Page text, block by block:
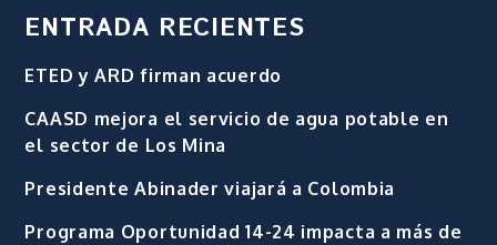
ENTRADA RECIENTES
ETED y ARD firman acuerdo
CAASD mejora el servicio de agua potable en
el sector de Los Mina
Presidente Abinader viajará a Colombia
Programa Oportunidad 14-24 impacta a más de